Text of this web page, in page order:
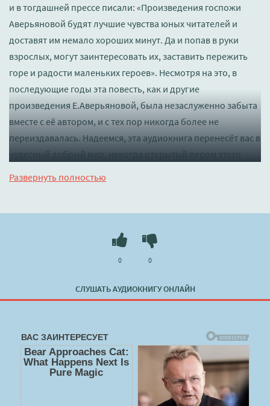
и в тогдашней прессе писали: «Произведения госпожи
Аверьяновой будят лучшие чувства юных читателей и
доставят им немало хороших минут. Да и попав в руки
взрослых, могут заинтересовать их, заставить пережить
горе и радости маленьких героев». Несмотря на это, в
последующие годы эта повесть, как и другие
произведения Е.Аверьяновой, была незаслуженно забыта
вместе с её автором, и с тех пор никогда более не
переиздавалась. Надеемся, эта аудиокнига перенесёт вас в
чудесный добрый мир, некогда открытый пером этого
Музыкальное сопровождение - Альфред Шнитке, вальс
Аверьянова" в хорошем качестве полностью бесплатно
без регистрации на лучшем сайте
Развернуть полностью
СЛУШАТЬ АУДИОКНИГУ ОНЛАЙН
0 0